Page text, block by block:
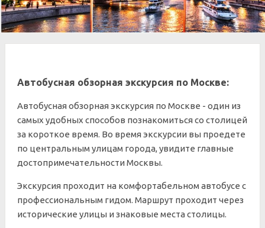
Автобусная обзорная экскурсия по Москве:
Автобусная обзорная экскурсия по Москве - один из
самых удобных способов познакомиться со столицей
за короткое время. Во время экскурсии вы проедете
по центральным улицам города, увидите главные
достопримечательности Москвы.
Экскурсия проходит на комфортабельном автобусе с
профессиональным гидом. Маршрут проходит через
исторические улицы и знаковые места столицы.